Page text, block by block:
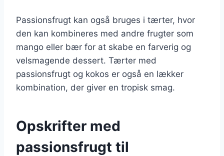
Passionsfrugt kan også bruges i tærter, hvor
den kan kombineres med andre frugter som
mango eller bær for at skabe en farverig og
velsmagende dessert. Tærter med
passionsfrugt og kokos er også en lækker
kombination, der giver en tropisk smag.
Opskrifter med
passionsfrugt til